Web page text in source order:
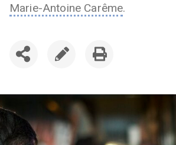
Marie-Antoine Carême.